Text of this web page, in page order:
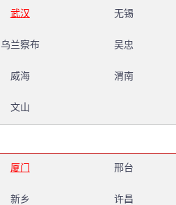
武汉 无锡
乌兰察布 吴忠
威海 渭南
文山
厦门 邢台
新乡 许昌